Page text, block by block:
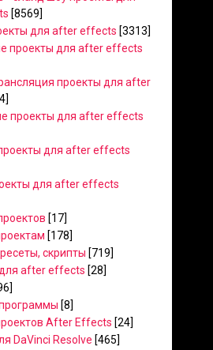
[8569]
для after effects [3313]
проекты для after effects
проекты для after
проекты для after effects
для after effects
для after effects
[17]
[178]
скрипты [719]
after effects [28]
[8]
After Effects [24]
DaVinci Resolve [465]